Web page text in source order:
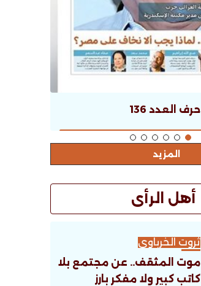
حرف العدد 136
المزيد
أهل الرأى
ثروت الخرباوى
موت المثقف.. عن مجتمع بلا
كاتب كبير ولا مفكر بارز